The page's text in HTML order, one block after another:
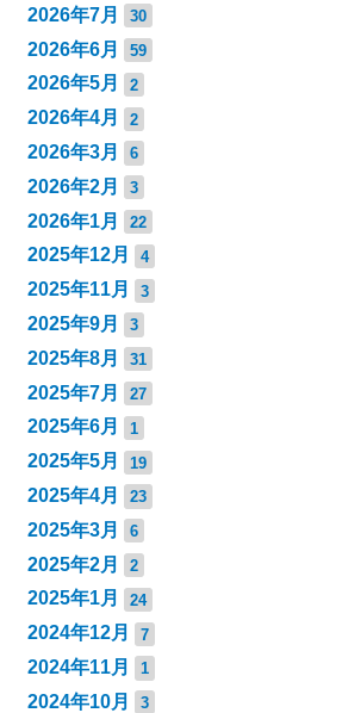
2026年7月 30
2026年6月 59
2026年5月 2
2026年4月 2
2026年3月 6
2026年2月 3
2026年1月 22
2025年12月 4
2025年11月 3
2025年9月 3
2025年8月 31
2025年7月 27
2025年6月 1
2025年5月 19
2025年4月 23
2025年3月 6
2025年2月 2
2025年1月 24
2024年12月 7
2024年11月 1
2024年10月 3